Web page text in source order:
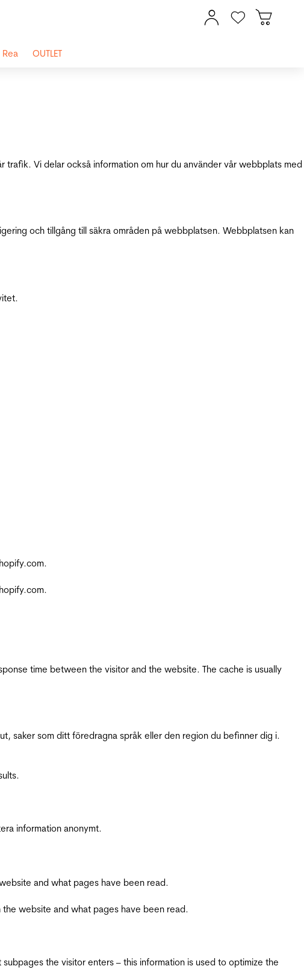
Vi delar också information om hur du använder vår webbplats med
och tillgång till säkra områden på webbplatsen. Webbplatsen kan
time between the visitor and the website. The cache is usually
saker som ditt föredragna språk eller den region du befinner dig i.
information anonymt.
and what pages have been read.
website and what pages have been read.
the visitor enters – this information is used to optimize the
Rea OUTLET